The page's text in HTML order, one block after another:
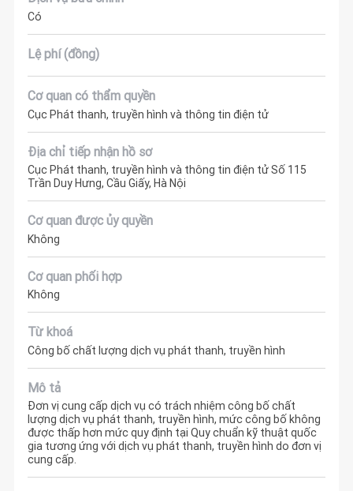
Có
Lệ phí (đồng)
Cơ quan có thẩm quyền
Cục Phát thanh, truyền hình và thông tin điện tử
Địa chỉ tiếp nhận hồ sơ
Cục Phát thanh, truyền hình và thông tin điện tử Số 115
Trần Duy Hưng, Cầu Giấy, Hà Nội
Cơ quan được ủy quyền
Không
Cơ quan phối hợp
Không
Từ khoá
Công bố chất lượng dịch vụ phát thanh, truyền hình
Mô tả
Đơn vị cung cấp dịch vụ có trách nhiệm công bố chất
lượng dịch vụ phát thanh, truyền hình, mức công bố không
được thấp hơn mức quy định tại Quy chuẩn kỹ thuật quốc
gia tương ứng với dịch vụ phát thanh, truyền hình do đơn vị
cung cấp.